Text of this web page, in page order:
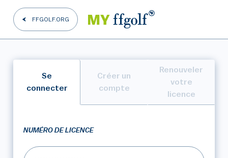
FFGOLF.ORG
Se
connecter
Créer un
compte
Renouveler
votre
licence
NUMÉRO DE LICENCE